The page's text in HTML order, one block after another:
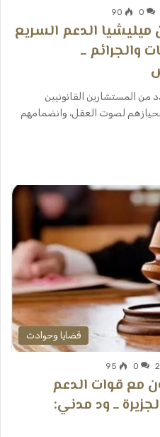
0
90
الدعم السريع
ــ
المستشارين القانونيين
لصوت العقل، وانضمامهم
قضايا وحوادث
0
95
مع قوات الدعم
ــ ود مدني: